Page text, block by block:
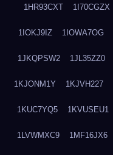
1HR93CXT 1I70CGZX
1IOKJ9IZ 1IOWA7OG
1JKQPSW2 1JL35ZZ0
1KJONM1Y 1KJVH227
1KUC7YQ5 1KVUSEU1
1LVWMXC9 1MF16JX6